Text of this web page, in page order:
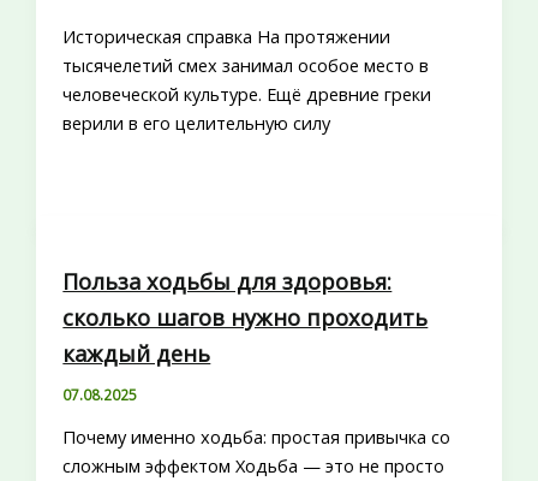
Историческая справка На протяжении
тысячелетий смех занимал особое место в
человеческой культуре. Ещё древние греки
верили в его целительную силу
Польза ходьбы для здоровья:
сколько шагов нужно проходить
каждый день
07.08.2025
Почему именно ходьба: простая привычка со
сложным эффектом Ходьба — это не просто